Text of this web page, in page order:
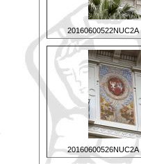
20160600522NUC2A
20160600526NUC2A